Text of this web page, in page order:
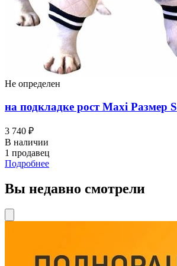
Не определен
на подкладке рост Maxi Размер S
3 740 ₽
В наличии
1 продавец
Подробнее
Вы недавно смотрели